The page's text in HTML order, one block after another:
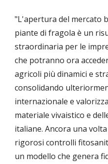
"L'apertura del mercato
piante di fragola è un
straordinaria per le
che potranno ora
agricoli più dinamici e
consolidando
internazionale e
materiale vivaistico e
italiane. Ancora una
rigorosi controlli
un modello che genera